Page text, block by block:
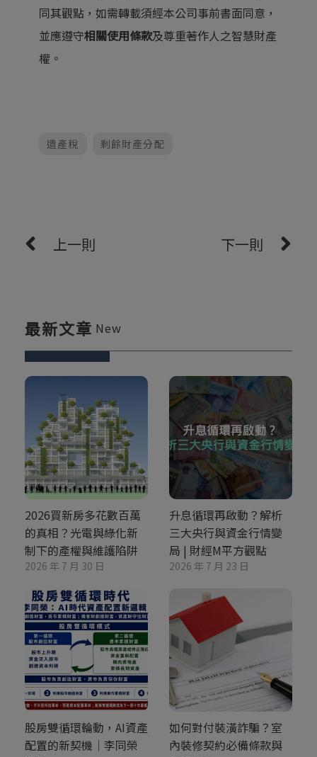
同其觀點，如需轉載須經本公司事前書面同意，
並應遵守相關使用條款及尊重著作人之智慧財產
權。
遺產稅 剩餘財產分配
上一則 下一則
最新文章 New
2026買新房多花數百萬
的真相？光電與綠化新
制下的產權與維護陷阱
2026 年 7 月 30 日
升息循環再啟動？解析
三大央行與資金行情變
局 | 財經M平方觀點
2026 年 7 月 23 日
股房雙循環輪動，AI資產
配置的新契機｜李同榮
如何對付裝潢詐騙？室
內裝修契約必備條款與